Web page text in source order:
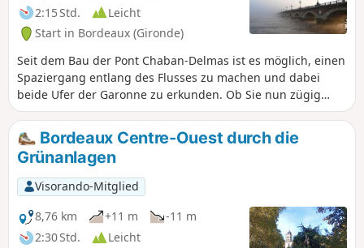
2:15 Std.
Leicht
Start in Bordeaux (Gironde)
Seit dem Bau der Pont Chaban-Delmas ist es möglich, einen
Spaziergang entlang des Flusses zu machen und dabei
beide Ufer der Garonne zu erkunden. Ob Sie nun zügig
oder gemächlich spazieren gehen, Sie werden die
schönsten Ausblicke auf die Pont Bacalan Bastide (Chaban-
Delmas) und die Place de la Bourse entdecken.
Bordeaux Centre-Ouest durch die
Grünanlagen
Visorando-Mitglied
8,76 km
+11 m
-11 m
2:30 Std.
Leicht